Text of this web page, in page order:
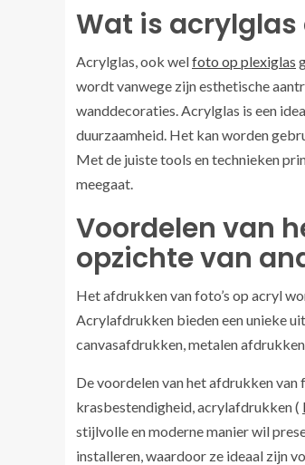
Wat is acrylglas
Acrylglas, ook welfoto op plexiglas
wordt vanwege zijn esthetische
wanddecoraties. Acrylglas is een
duurzaamheid. Het kan worden
Met de juiste tools en technieken
meegaat.
Voordelen van
opzichte van
Het afdrukken van foto’s op acryl
Acrylafdrukken bieden een unieke
canvasafdrukken, metalen
De voordelen van het afdrukken van
krasbestendigheid, acrylafdrukken (
stijlvolle en moderne manier wil
installeren, waardoor ze ideaal zijn